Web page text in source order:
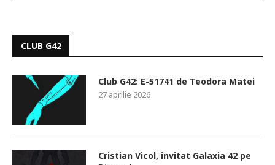
CLUB G42
Club G42: E-51741 de Teodora Matei
27 aprilie 2026
Cristian Vicol, invitat Galaxia 42 pe